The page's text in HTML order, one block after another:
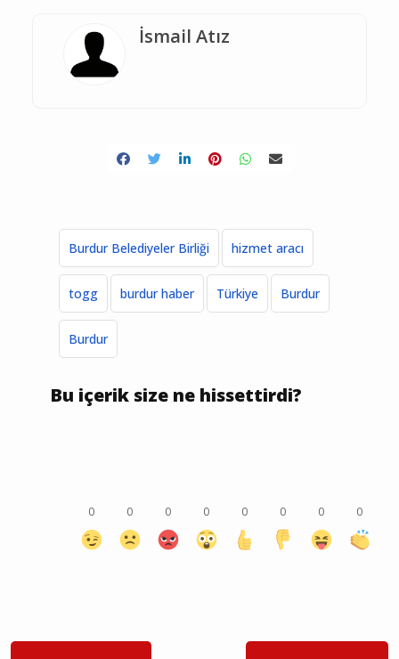
İsmail Atız
Burdur Belediyeler Birliği hizmet aracı
togg burdur haber Türkiye Burdur
Burdur
Bu içerik size ne hissettirdi?
0 0 0 0 0 0 0 0